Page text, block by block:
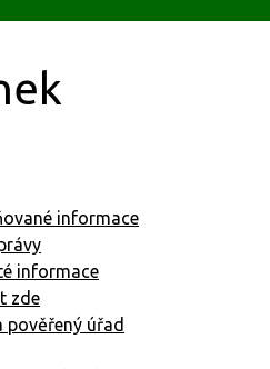
informace
informace
zde
pověřený úřad